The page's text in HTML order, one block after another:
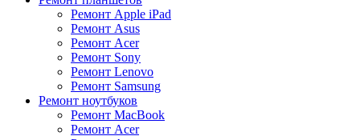
Ремонт Apple iPad
Ремонт Asus
Ремонт Acer
Ремонт Sony
Ремонт Lenovo
Ремонт Samsung
Ремонт ноутбуков
Ремонт MacBook
Ремонт Acer